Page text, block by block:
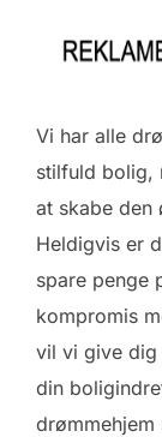
Vi har alle
stilfuld bolig,
at skabe den
Heldigvis er
spare penge
kompromis
vil vi give dig
din